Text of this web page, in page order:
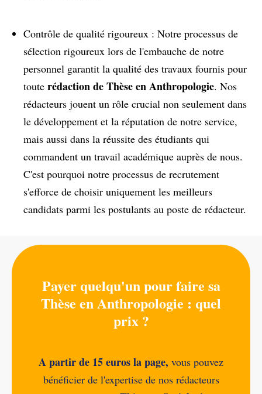
Contrôle de qualité rigoureux : Notre processus de
sélection rigoureux lors de l'embauche de notre
personnel garantit la qualité des travaux fournis pour
toute rédaction de Thèse en Anthropologie. Nos
rédacteurs jouent un rôle crucial non seulement dans
le développement et la réputation de notre service,
mais aussi dans la réussite des étudiants qui
commandent un travail académique auprès de nous.
C'est pourquoi notre processus de recrutement
s'efforce de choisir uniquement les meilleurs
candidats parmi les postulants au poste de rédacteur.
Payer quelqu'un pour faire sa
Thèse en Anthropologie : quel
prix ?
A partir de 15 euros la page, vous pouvez
bénéficier de l'expertise de nos rédacteurs